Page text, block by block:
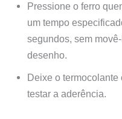
Pressione o ferro
um tempo
segundos, sem
desenho.
Deixe o
testar a aderência.